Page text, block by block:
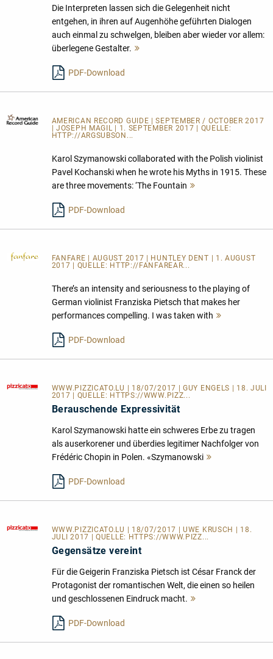
Die Interpreten lassen sich die Gelegenheit nicht
entgehen, in ihren auf Augenhöhe geführten Dialogen
auch einmal zu schwelgen, bleiben aber wieder vor allem:
überlegene Gestalter.
PDF-Download
AMERICAN RECORD GUIDE | SEPTEMBER / OCTOBER 2017
| JOSEPH MAGIL | 1. SEPTEMBER 2017 | QUELLE:
HTTP://ARGSUBSON...
Karol Szymanowski collaborated with the Polish violinist
Pavel Kochanski when he wrote his Myths in 1915. These
are three movements: ‘The Fountain
PDF-Download
FANFARE | AUGUST 2017 | HUNTLEY DENT | 1. AUGUST
2017 | QUELLE: HTTP://FANFAREAR...
There’s an intensity and seriousness to the playing of
German violinist Franziska Pietsch that makes her
performances compelling. I was taken with
PDF-Download
WWW.PIZZICATO.LU | 18/07/2017 | GUY ENGELS | 18. JULI
2017 | QUELLE: HTTPS://WWW.PIZZ...
Berauschende Expressivität
Karol Szymanowski hatte ein schweres Erbe zu tragen
als auserkorener und überdies legitimer Nachfolger von
Frédéric Chopin in Polen. «Szymanowski
PDF-Download
WWW.PIZZICATO.LU | 18/07/2017 | UWE KRUSCH | 18.
JULI 2017 | QUELLE: HTTPS://WWW.PIZZ...
Gegensätze vereint
Für die Geigerin Franziska Pietsch ist César Franck der
Protagonist der romantischen Welt, die einen so heilen
und geschlossenen Eindruck macht.
PDF-Download